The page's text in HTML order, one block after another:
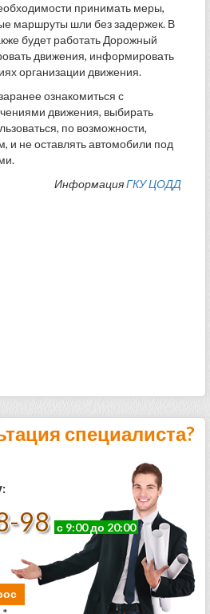
принимать меры,
маршруты шли без задержек. В
будет работать Дорожный
движения, информировать
организации движения.
ознакомиться с
движения, выбирать
по возможности,
и не оставлять автомобили под
ИнформацияГКУ ЦОДД
специалиста?
98 с 9:00 до 20:00